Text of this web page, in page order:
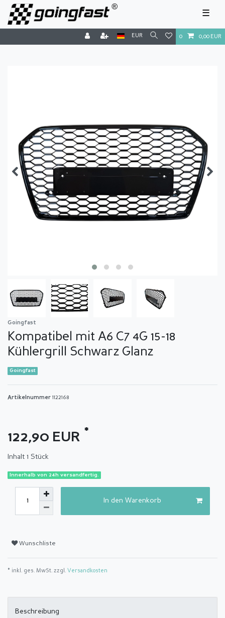
☰
EUR 0 0,00 EUR
Goingfast
Kompatibel mit A6 C7 4G 15-18
Kühlergrill Schwarz Glanz
Goingfast
Artikelnummer 1122168
122,90 EUR *
Inhalt 1 Stück
Innerhalb von 24h versandfertig.
In den Warenkorb
Wunschliste
* inkl. ges. MwSt. zzgl. Versandkosten
Beschreibung